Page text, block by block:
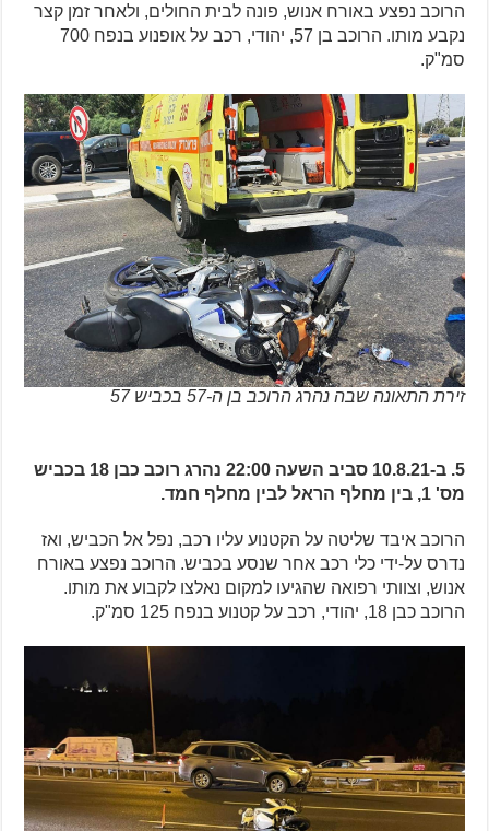
הרוכב נפצע באורח אנוש, פונה לבית החולים, ולאחר זמן קצר
נקבע מותו. הרוכב בן 57, יהודי, רכב על אופנוע בנפח 700
סמ"ק.
זירת התאונה שבה נהרג הרוכב בן ה-57 בכביש 57
5. ב-10.8.21 סביב השעה 22:00 נהרג רוכב כבן 18 בכביש
מס' 1, בין מחלף הראל לבין מחלף חמד.
הרוכב איבד שליטה על הקטנוע עליו רכב, נפל אל הכביש, ואז
נדרס על-ידי כלי רכב אחר שנסע בכביש. הרוכב נפצע באורח
אנוש, וצוותי רפואה שהגיעו למקום נאלצו לקבוע את מותו.
הרוכב כבן 18, יהודי, רכב על קטנוע בנפח 125 סמ"ק.